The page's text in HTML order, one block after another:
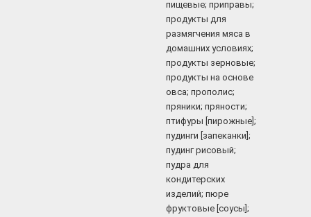
пищевые; приправы;
продукты для
размягчения мяса в
домашних условиях;
продукты зерновые;
продукты на основе
овса; прополис;
пряники; пряности;
птифуры [пирожные];
пудинги [запеканки];
пудинг рисовый;
пудра для
кондитерских
изделий; пюре
фруктовые [соусы];